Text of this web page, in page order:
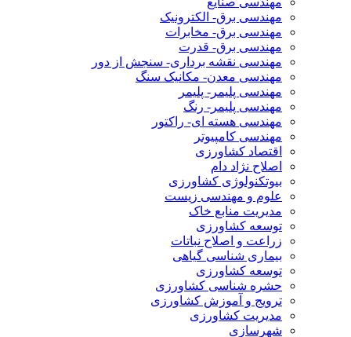
مهندسی برق- الکترونیک
مهندسی برق- مخابرات
مهندسی برق- قدرت
مهندسی نقشه برداری- سنجش از دور
مهندسی معدن- مکانیک سنگ
مهندسی پلیمر- پلیمر
مهندسی پلیمر- رنگ
مهندسی هسته ای- راکتور
مهندسی کامپیوتر
اقتصاد کشاورزی
اصلاح نژاد دام
بیوتکنولوژی کشاورزی
علوم و مهندسی زیست
مدیریت منابع خاک
توسعه کشاورزی
زراعت و اصلاح نباتات
بیماری شناسی گیاهی
توسعه کشاورزی
حشره شناسی کشاورزی
ترویج و آموزش کشاورزی
مدیریت کشاورزی
شهرسازی